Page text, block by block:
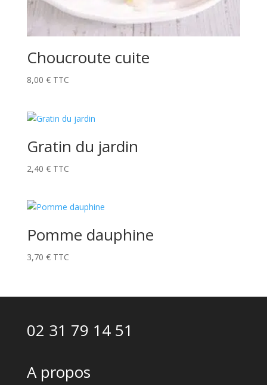
Choucroute cuite
8,00 € TTC
Gratin du jardin
2,40 € TTC
Pomme dauphine
3,70 € TTC
02 31 79 14 51
A propos